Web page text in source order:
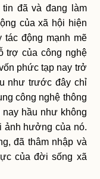
tin đã và đang làm
của xã hội hiện
tác động mạnh mẽ
trợ của công nghệ
phức tạp nay trở
như trước đây chỉ
công nghệ thông
hầu như không
ảnh hưởng của nó.
đã thâm nhập và
của đời sống xã